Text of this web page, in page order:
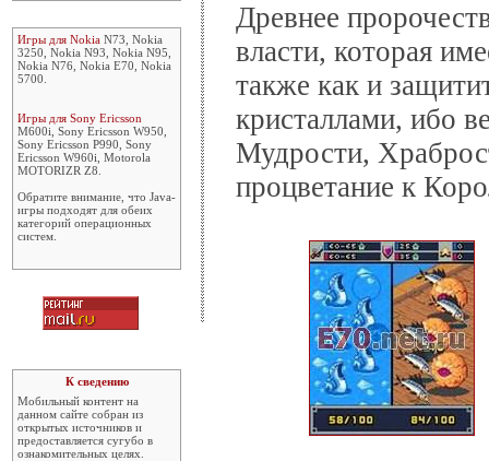
Игры для Nokia N73, Nokia
3250, Nokia N93, Nokia N95,
Nokia N76, Nokia E70, Nokia
5700.
Игры для Sony Ericsson
M600i, Sony Ericsson W950,
Sony Ericsson P990, Sony
Ericsson W960i, Motorola
MOTORIZR Z8.
Обратите внимание, что Java-
игры подходят для обеих
категорий операционных
систем.
К сведению
Мобильный контент на
данном сайте собран из
открытых источников и
предоставляется сугубо в
ознакомительных целях.
Древнее
власти, которая
также как и
кристаллами, ибо
Мудрости,
процветание к